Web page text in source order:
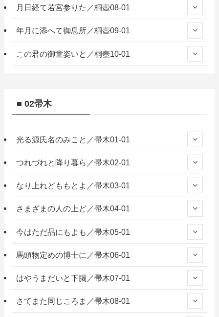
月日経て若宮参りた／桐壺08-01
年月に添へて御息所／桐壺09-01
この君の御童姿いと／桐壺10-01
■ 02帚木
光る源氏名のみこと／帚木01-01
つれづれと降り暮ら／帚木02-01
なり上れどももとよ／帚木03-01
さまざまの人の上ど／帚木04-01
今はただ品にもよも／帚木05-01
馬頭物定めの博士に／帚木06-01
はやうまだいと下臈／帚木07-01
さてまた同じころま／帚木08-01